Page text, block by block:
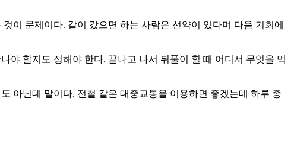
이 문제이다. 같이 갔으면 하는 사람은 선약이 있다며 다음 기회에
야 할지도 정해야 한다. 끝나고 나서 뒤풀이 힐 때 어디서 무엇을 먹
아닌데 말이다. 전철 같은 대중교통을 이용하면 좋겠는데 하루 종